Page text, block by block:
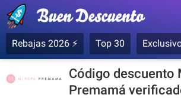
Rebajas 2026 ⚡ Top 30
Código descuento
Premamá